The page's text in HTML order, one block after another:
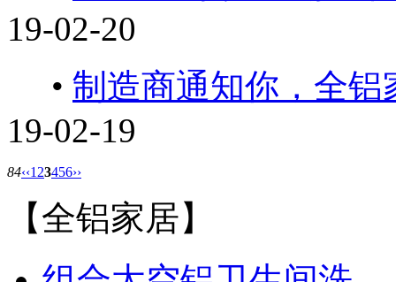
19-02-20
• 制造商通知你，全铝
19-02-19
84‹‹1 23456››
【全铝家居】